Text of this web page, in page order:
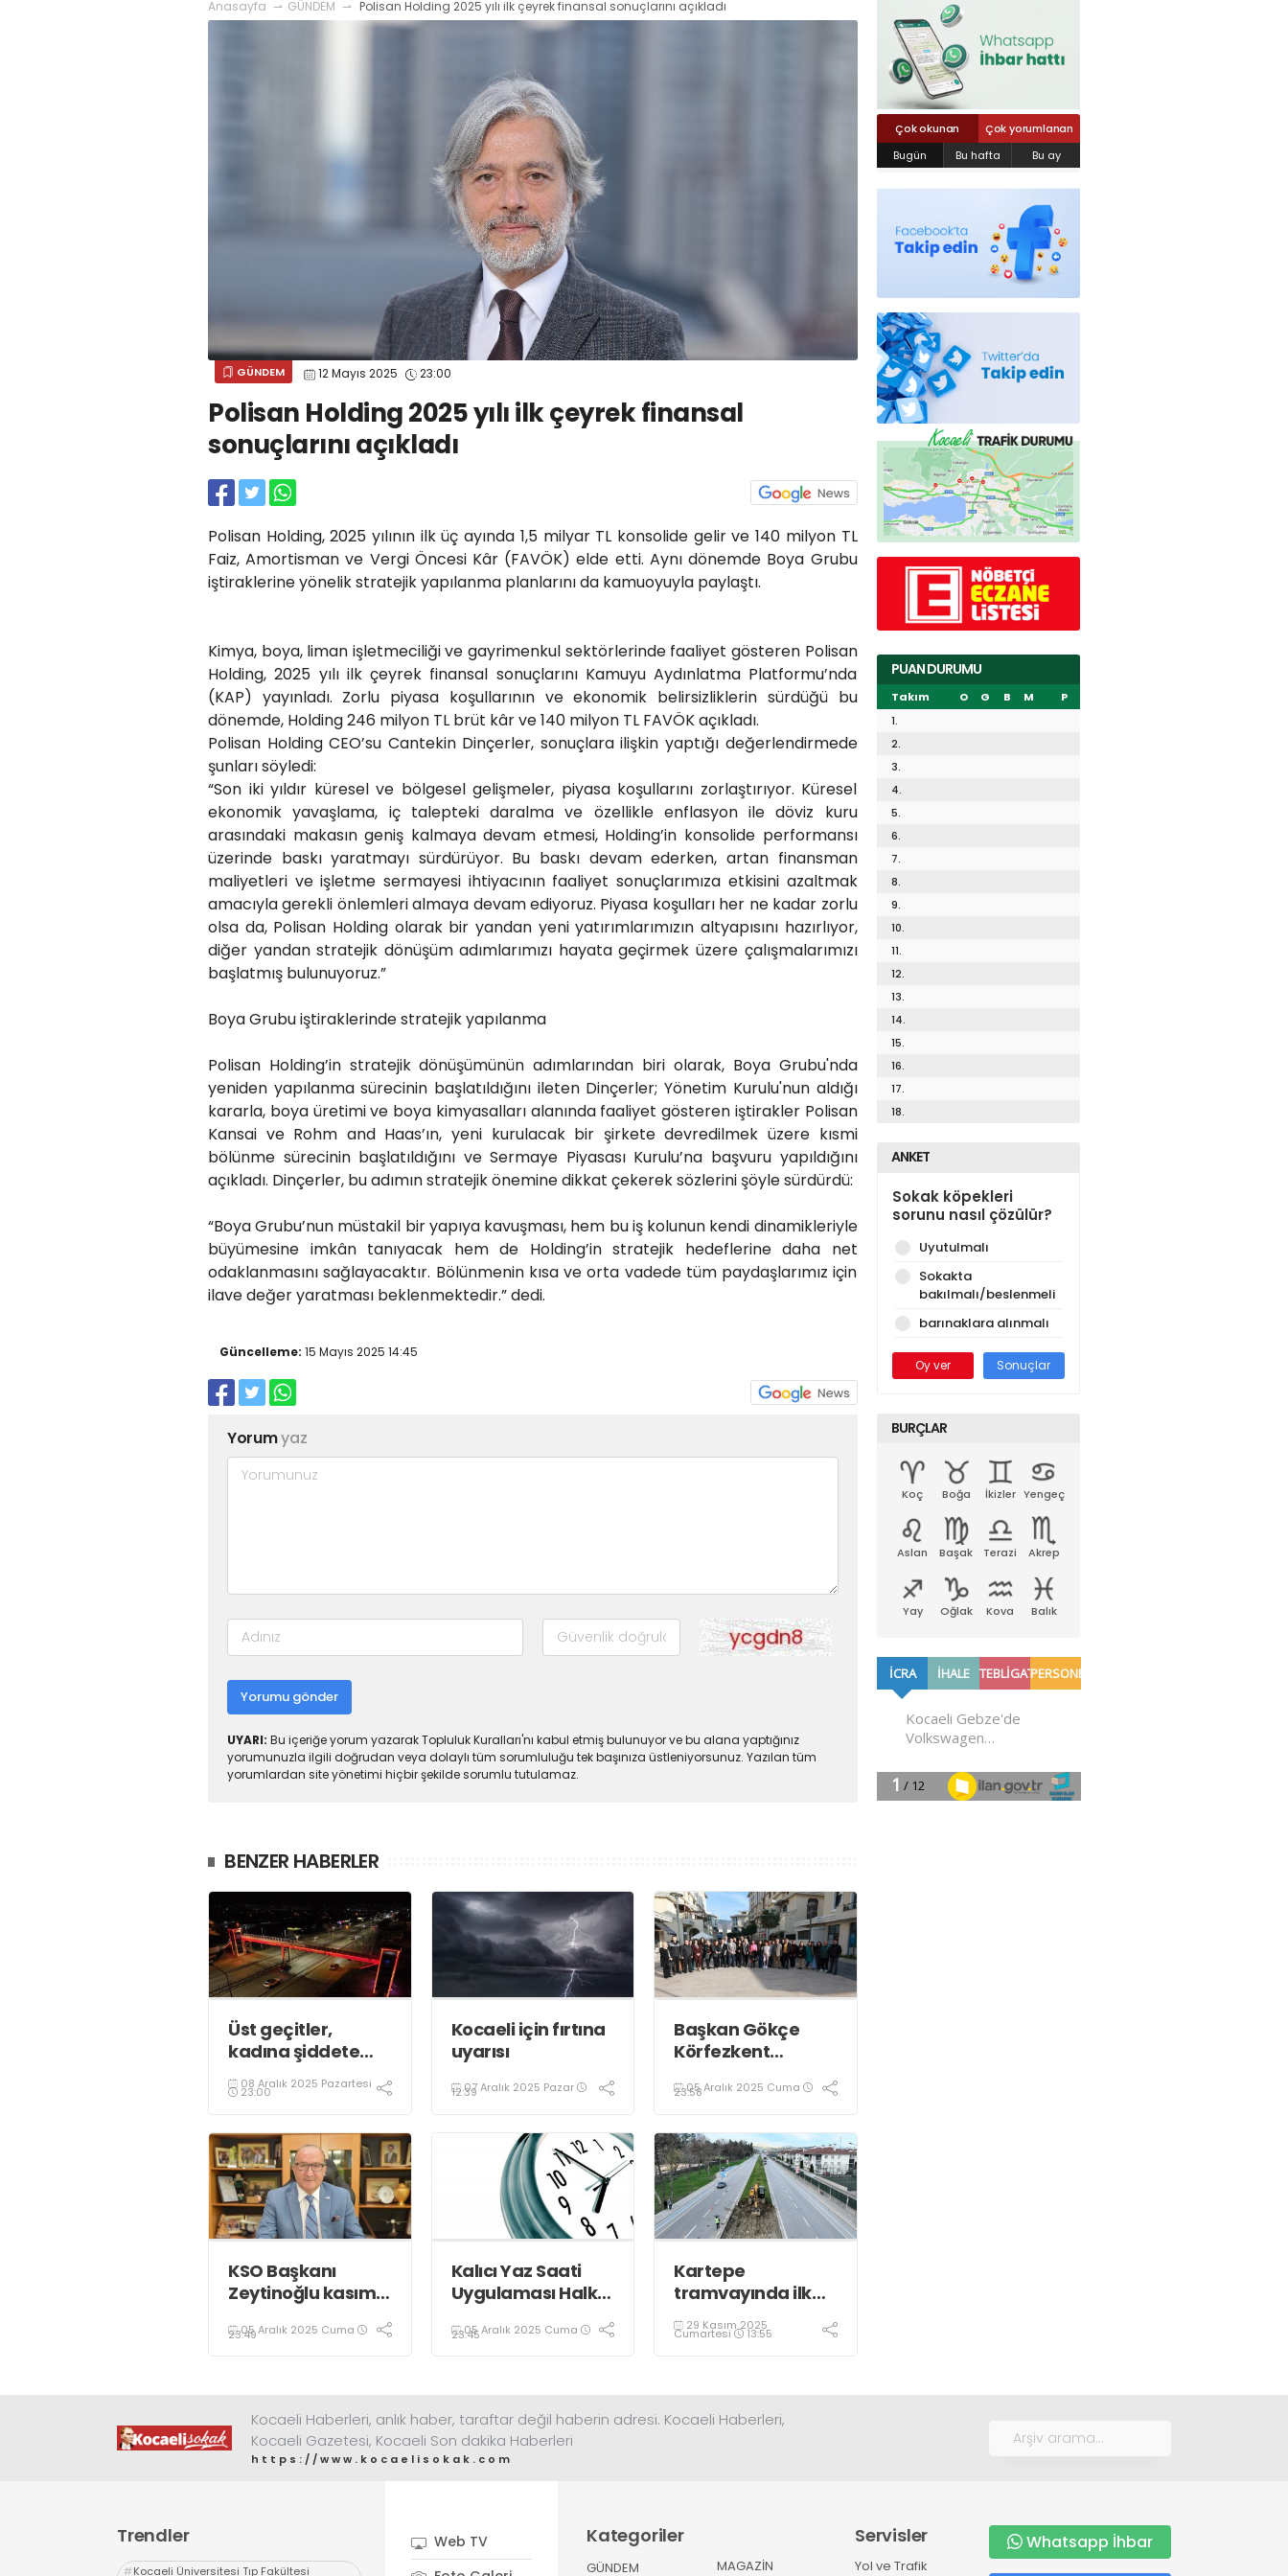
Anasayfa GÜNDEM Polisan Holding 2025 yılı ilk çeyrek finansal sonuçlarını açıkladı
GÜNDEM 12 Mayıs 2025 23:00
Polisan Holding 2025 yılı ilk çeyrek finansal
sonuçlarını açıkladı
Polisan Holding, 2025 yılının ilk üç ayında 1,5 milyar TL konsolide gelir ve 140 milyon TL
Faiz, Amortisman ve Vergi Öncesi Kâr (FAVÖK) elde etti. Aynı dönemde Boya Grubu
iştiraklerine yönelik stratejik yapılanma planlarını da kamuoyuyla paylaştı.
Kimya, boya, liman işletmeciliği ve gayrimenkul sektörlerinde faaliyet gösteren Polisan
Holding, 2025 yılı ilk çeyrek finansal sonuçlarını Kamuyu Aydınlatma Platformu’nda
(KAP) yayınladı. Zorlu piyasa koşullarının ve ekonomik belirsizliklerin sürdüğü bu
dönemde, Holding 246 milyon TL brüt kâr ve 140 milyon TL FAVÖK açıkladı.
Polisan Holding CEO’su Cantekin Dinçerler, sonuçlara ilişkin yaptığı değerlendirmede
şunları söyledi:
“Son iki yıldır küresel ve bölgesel gelişmeler, piyasa koşullarını zorlaştırıyor. Küresel
ekonomik yavaşlama, iç talepteki daralma ve özellikle enflasyon ile döviz kuru
arasındaki makasın geniş kalmaya devam etmesi, Holding’in konsolide performansı
üzerinde baskı yaratmayı sürdürüyor. Bu baskı devam ederken, artan finansman
maliyetleri ve işletme sermayesi ihtiyacının faaliyet sonuçlarımıza etkisini azaltmak
amacıyla gerekli önlemleri almaya devam ediyoruz. Piyasa koşulları her ne kadar zorlu
olsa da, Polisan Holding olarak bir yandan yeni yatırımlarımızın altyapısını hazırlıyor,
diğer yandan stratejik dönüşüm adımlarımızı hayata geçirmek üzere çalışmalarımızı
başlatmış bulunuyoruz.”
Boya Grubu iştiraklerinde stratejik yapılanma
Polisan Holding’in stratejik dönüşümünün adımlarından biri olarak, Boya Grubu'nda
yeniden yapılanma sürecinin başlatıldığını ileten Dinçerler; Yönetim Kurulu'nun aldığı
kararla, boya üretimi ve boya kimyasalları alanında faaliyet gösteren iştirakler Polisan
Kansai ve Rohm and Haas’ın, yeni kurulacak bir şirkete devredilmek üzere kısmi
bölünme sürecinin başlatıldığını ve Sermaye Piyasası Kurulu’na başvuru yapıldığını
açıkladı. Dinçerler, bu adımın stratejik önemine dikkat çekerek sözlerini şöyle sürdürdü:
“Boya Grubu’nun müstakil bir yapıya kavuşması, hem bu iş kolunun kendi dinamikleriyle
büyümesine imkân tanıyacak hem de Holding’in stratejik hedeflerine daha net
odaklanmasını sağlayacaktır. Bölünmenin kısa ve orta vadede tüm paydaşlarımız için
ilave değer yaratması beklenmektedir.” dedi.
Güncelleme: 15 Mayıs 2025 14:45
Yorumyaz
Yorumu gönder
UYARI: Bu içeriğe yorum yazarak Topluluk Kuralları'nı kabul etmiş bulunuyor ve bu alana yaptığınız
yorumunuzla ilgili doğrudan veya dolaylı tüm sorumluluğu tek başınıza üstleniyorsunuz. Yazılan tüm
yorumlardan site yönetimi hiçbir şekilde sorumlu tutulamaz.
BENZER HABERLER
Üst geçitler,
kadına şiddete
karşı “turuncu”
renkle aydınlatıldı;
08 Aralık 2025 Pazartesi
23:00
Kocaeli için fırtına
uyarısı
07 Aralık 2025 Pazar
12:39
Başkan Gökçe
Körfezkent
Oldu
05 Aralık 2025 Cuma
23:58
KSO Başkanı
Zeytinoğlu kasım
verilerini
05 Aralık 2025 Cuma
23:49
Kalıcı Yaz Saati
Uygulaması Halkın
Ediyor!
05 Aralık 2025 Cuma
23:45
Kartepe
tramvayında ilk
kepçe vuruldu
29 Kasım 2025
Cumartesi 13:55
Çok okunan
Çok yorumlanan
Bugün
Bu hafta Bu ay
PUAN DURUMU
Takım O G B M
P
1.
2.
3.
4.
5.
6.
7.
8.
9.
10.
11.
12.
13.
14.
15.
16.
17.
18.
ANKET
Sokak köpekleri
sorunu nasıl çözülür?
Uyutulmalı
Sokakta
bakılmalı/beslenmeli
barınaklara alınmalı
Oy ver Sonuçlar
BURÇLAR
Koç Boğa İkizler Yengeç
Aslan Başak Terazi Akrep
Yay Oğlak Kova Balık
Kocaeli Haberleri, anlık haber, taraftar değil haberin adresi. Kocaeli Haberleri,
Kocaeli Gazetesi, Kocaeli Son dakika Haberleri
https://www.kocaelisokak.com
Trendler
#Kocaeli Üniversitesi Tıp Fakültesi
Web TV
Kategoriler
GÜNDEM MAGAZİN
Servisler
Yol ve Trafik
Whatsapp İhbar
Yahya Kaptan Mahallesi Akkavaklar
Caddesi No:17/4 İzmit-KOCAELİ